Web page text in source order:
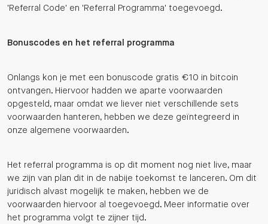
'Referral Code' en 'Referral Programma' toegevoegd.
Bonuscodes en het referral programma
Onlangs kon je met een bonuscode gratis €10 in bitcoin
ontvangen. Hiervoor hadden we aparte voorwaarden
opgesteld, maar omdat we liever niet verschillende sets
voorwaarden hanteren, hebben we deze geïntegreerd in
onze algemene voorwaarden.
Het referral programma is op dit moment nog niet live, maar
we zijn van plan dit in de nabije toekomst te lanceren. Om dit
juridisch alvast mogelijk te maken, hebben we de
voorwaarden hiervoor al toegevoegd. Meer informatie over
het programma volgt te zijner tijd.